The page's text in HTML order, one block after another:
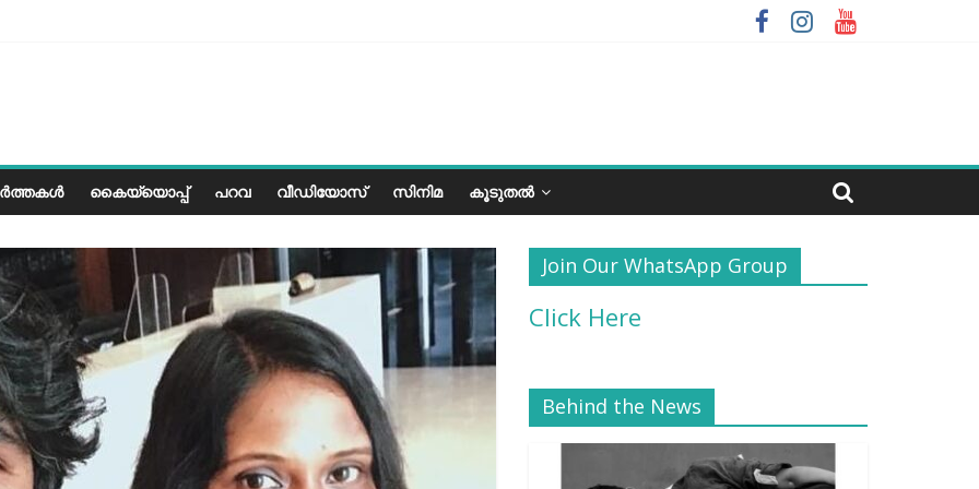
കാലാവസ്ഥയ്ക്ക്അനുയോജ്യമോ?..
കൈയ്യൊപ്പ് പറവ വീഡിയോസ് സിനിമ കൂടുതൽ
Join Our WhatsApp Group
Click Here
Behind the News